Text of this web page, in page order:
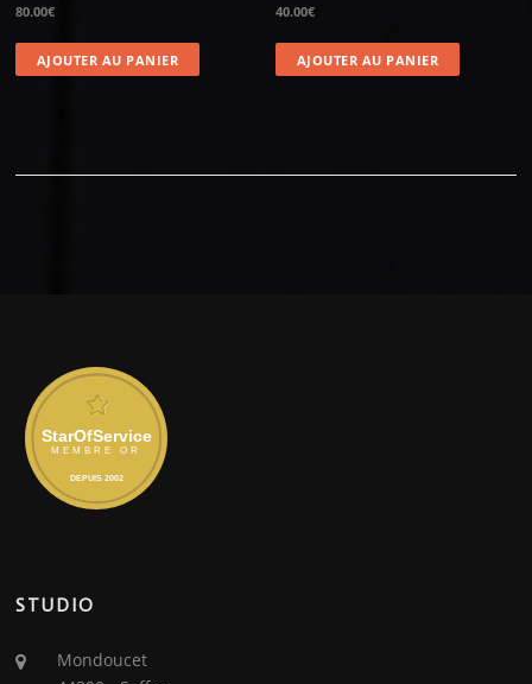
80.00€
AJOUTER AU PANIER
40.00€
AJOUTER AU PANIER
STUDIO
Mondoucet